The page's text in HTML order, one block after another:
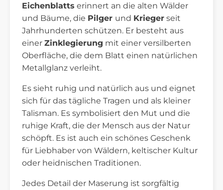
Eichenblatts erinnert an die alten Wälder
und Bäume, die Pilger und Krieger seit
Jahrhunderten schützen. Er besteht aus
einer Zinklegierung mit einer versilberten
Oberfläche, die dem Blatt einen natürlichen
Metallglanz verleiht.
Es sieht ruhig und natürlich aus und eignet
sich für das tägliche Tragen und als kleiner
Talisman. Es symbolisiert den Mut und die
ruhige Kraft, die der Mensch aus der Natur
schöpft. Es ist auch ein schönes Geschenk
für Liebhaber von Wäldern, keltischer Kultur
oder heidnischen Traditionen.
Jedes Detail der Maserung ist sorgfältig